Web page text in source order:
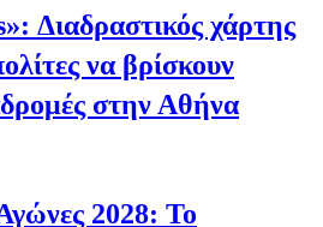
Διαδραστικός χάρτης
να βρίσκουν
στην Αθήνα
2028: Το